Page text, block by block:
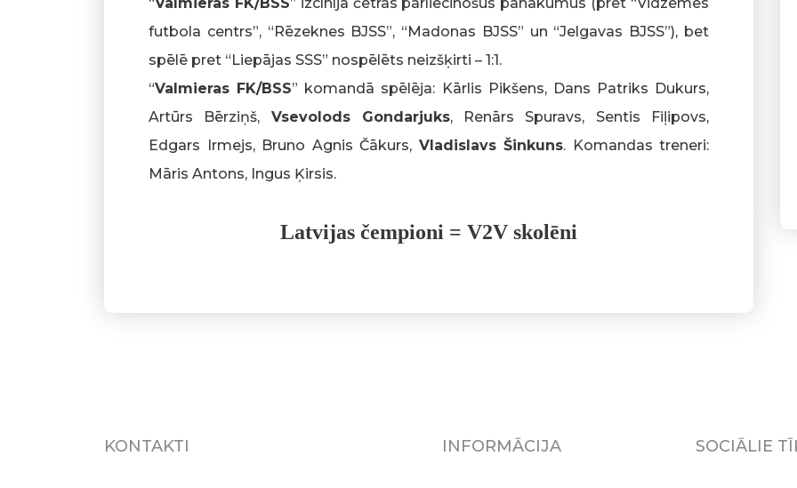
futbola centrs”, “Rēzeknes BJSS”, “Madonas BJSS” un “Jelgavas BJSS”), bet
spēlē pret “Liepājas SSS” nospēlēts neizšķirti – 1:1.
“Valmieras FK/BSS” komandā spēlēja: Kārlis Pikšens, Dans Patriks Dukurs,
Artūrs Bērziņš, Vsevolods Gondarjuks, Renārs Spuravs, Sentis Fiļipovs,
Edgars Irmejs, Bruno Agnis Čākurs, Vladislavs Šinkuns. Komandas treneri:
Māris Antons, Ingus Ķirsis.
Latvijas čempioni = V2V skolēni
KONTAKTI INFORMĀCIJA SOCIĀLIE